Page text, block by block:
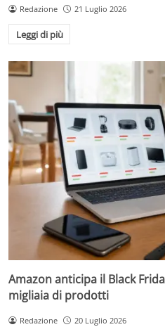
Redazione 21 Luglio 2026
Leggi di più
Amazon anticipa il Black
migliaia di prodotti
Redazione 20 Luglio 2026